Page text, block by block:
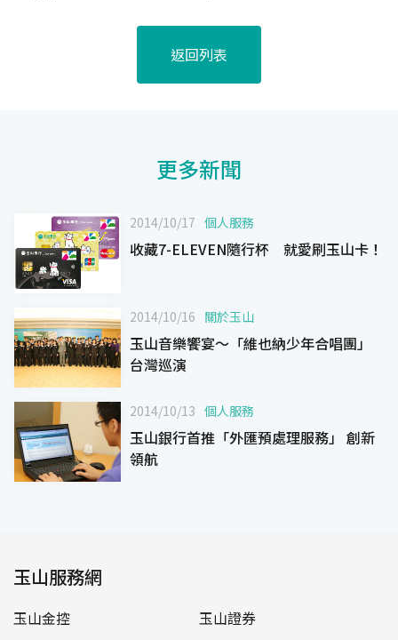
返回列表
更多新聞
2014/10/17 個人服務
收藏7-ELEVEN隨行杯 就愛刷玉山卡！
2014/10/16 關於玉山
玉山音樂饗宴～「維也納少年合唱團」
台灣巡演
2014/10/13 個人服務
玉山銀行首推「外匯預處理服務」 創新
領航
玉山服務網
玉山金控
玉山證券